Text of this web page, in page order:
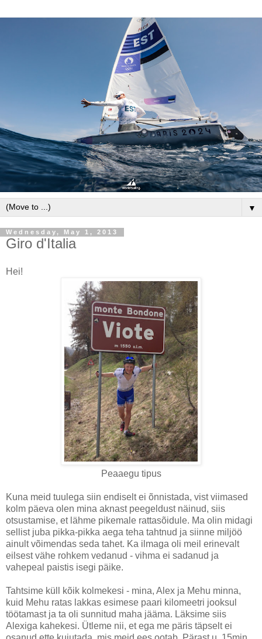
▼
Wednesday, May 1, 2013
Giro d'Italia
Hei!
Peaaegu tipus
Kuna meid tuulega siin endiselt ei õnnistada, vist viimased
kolm päeva olen mina aknast peegeldust näinud, siis
otsustamise, et lähme pikemale rattasõidule. Ma olin midagi
sellist juba pikka-pikka aega teha tahtnud ja siinne miljöö
ainult võimendas seda tahet. Ka ilmaga oli meil erinevalt
eilsest vähe rohkem vedanud - vihma ei sadanud ja
vahepeal paistis isegi päike.
Tahtsime küll kõik kolmekesi - mina, Alex ja Mehu minna,
kuid Mehu ratas lakkas esimese paari kilomeetri jooksul
töötamast ja ta oli sunnitud maha jääma. Läksime siis
Alexiga kahekesi. Ütleme nii, et ega me päris täpselt ei